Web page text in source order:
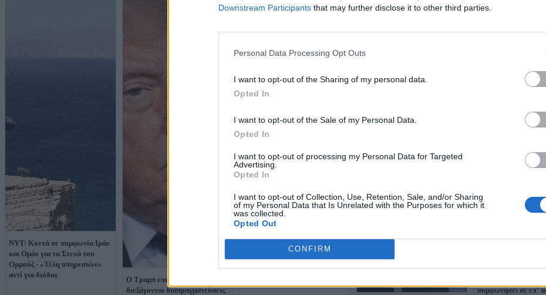
Downstream Participants that may further disclose it to other third parties.
Personal Data Processing Opt Outs
I want to opt-out of the Sharing of my personal data.
Opted In
I want to opt-out of the Sale of my Personal Data.
Opted In
I want to opt-out of processing my Personal Data for Targeted
Advertising.
Opted In
I want to opt-out of Collection, Use, Retention, Sale, and/or Sharing
of my Personal Data that Is Unrelated with the Purposes for which it
was collected.
Opted Out
CONFIRM
NYT: Κοντά σε συμφωνία Ιράν
και Ομάν για τα Στενά του
Ορμούζ - «Τέλη υπηρεσιών»
αντί για διόδια
Ο Τραμπ επιμένει πως
διεξάγονται διαπραγματεύσεις
συμφώνησε με τις ΗΠΑ για το
συμφωνήσει σε επ'